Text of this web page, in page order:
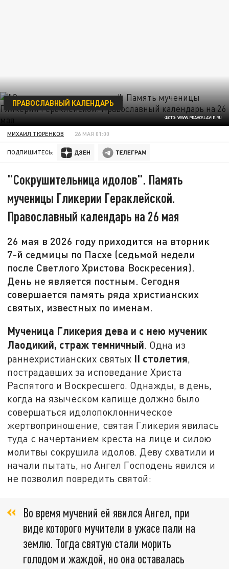
ФОТО: WWW.PRAVOSLAVIE.RU
ПРАВОСЛАВНЫЙ КАЛЕНДАРЬ
МИХАИЛ ТЮРЕНКОВ 26 МАЯ 01:00
ПОДПИШИТЕСЬ:
"Сокрушительница идолов". Память
мученицы Гликерии Гераклейской.
Православный календарь на 26 мая
26 мая в 2026 году приходится на вторник
7-й седмицы по Пасхе (седьмой недели
после Светлого Христова Воскресения).
День не является постным. Сегодня
совершается память ряда христианских
святых, известных по именам.
Мученица Гликерия дева и с нею мученик
Лаодикий, страж темничный. Одна из
раннехристианских святых II столетия,
пострадавших за исповедание Христа
Распятого и Воскресшего. Однажды, в день,
когда на языческом капище должно было
совершаться идолопоклонническое
жертвоприношение, святая Гликерия явилась
туда с начертанием креста на лице и силою
молитвы сокрушила идолов. Деву схватили и
начали пытать, но Ангел Господень явился и
не позволил повредить святой:
Во время мучений ей явился Ангел, при
виде которого мучители в ужасе пали на
землю. Тогда святую стали морить
голодом и жаждой, но она оставалась